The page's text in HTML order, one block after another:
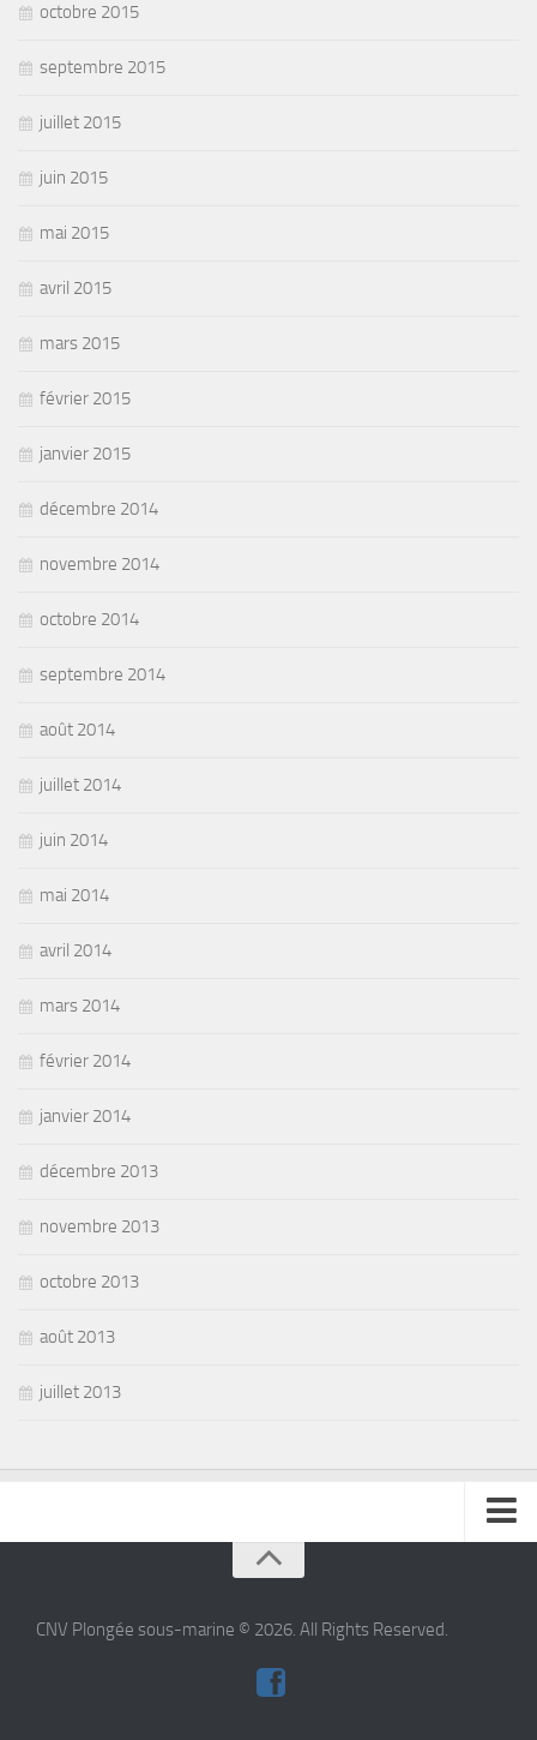
octobre 2015
septembre 2015
juillet 2015
juin 2015
mai 2015
avril 2015
mars 2015
février 2015
janvier 2015
décembre 2014
novembre 2014
octobre 2014
septembre 2014
août 2014
juillet 2014
juin 2014
mai 2014
avril 2014
mars 2014
février 2014
janvier 2014
décembre 2013
novembre 2013
octobre 2013
août 2013
juillet 2013
CNV Plongée sous-marine © 2026. All Rights Reserved.